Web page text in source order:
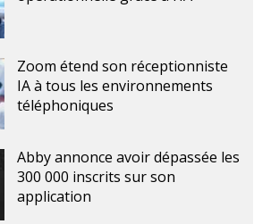
Zoom étend son réceptionniste
IA à tous les environnements
téléphoniques
Abby annonce avoir dépassée les
300 000 inscrits sur son
application